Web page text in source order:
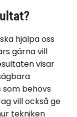
hjälpa oss
gärna vill
visar
behövs
vill också ge
tekniken